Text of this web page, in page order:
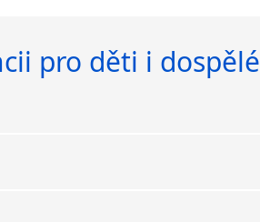
pro děti i dospělé